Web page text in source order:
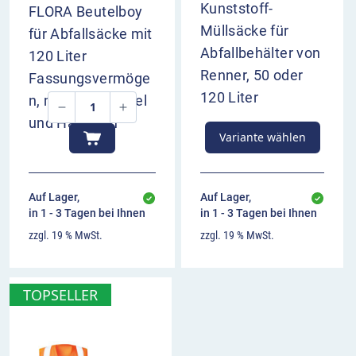
FLORA Beutelboy
für Abfallsäcke mit
120 Liter
Fassungsvermöge
n, mit Spannbügel
und Handgriff
Auf Lager,
in 1 - 3 Tagen bei Ihnen
zzgl. 19 % MwSt.
Kunststoff-
Müllsäcke für
Abfallbehälter von
Renner, 50 oder
120 Liter
Variante wählen
Auf Lager,
in 1 - 3 Tagen bei Ihnen
zzgl. 19 % MwSt.
TOPSELLER